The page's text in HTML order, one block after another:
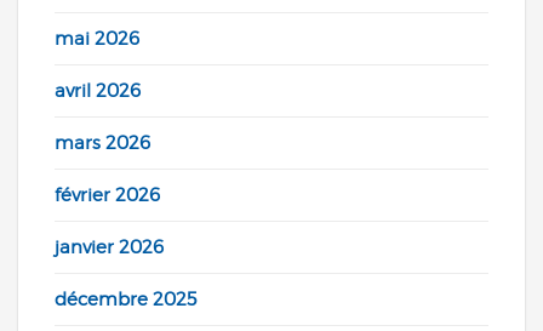
mai 2026
avril 2026
mars 2026
février 2026
janvier 2026
décembre 2025